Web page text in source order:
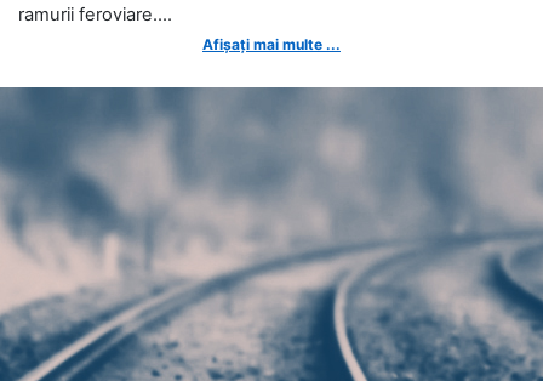
ramurii feroviare....
Afișați mai multe ...